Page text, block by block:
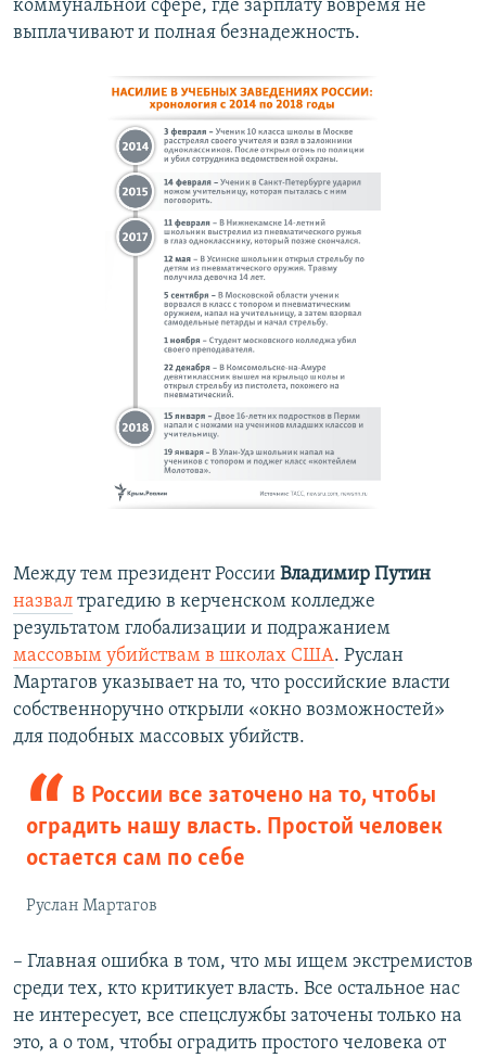
коммунальной сфере, где зарплату вовремя не
выплачивают и полная безнадежность.
Между тем президент России Владимир Путин
назвал трагедию в керченском колледже
результатом глобализации и подражанием
массовым убийствам в школах США. Руслан
Мартагов указывает на то, что российские власти
собственноручно открыли «окно возможностей»
для подобных массовых убийств.
В России все заточено на то, чтобы
оградить нашу власть. Простой человек
остается сам по себе
Руслан Мартагов
– Главная ошибка в том, что мы ищем экстремистов
среди тех, кто критикует власть. Все остальное нас
не интересует, все спецслужбы заточены только на
это, а о том, чтобы оградить простого человека от